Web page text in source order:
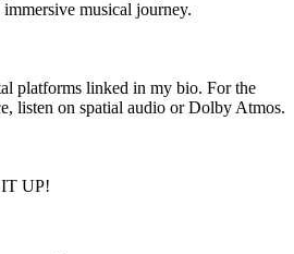
musical journey.
platforms linked in my bio. For the
listen on spatial audio or Dolby Atmos.
UP!